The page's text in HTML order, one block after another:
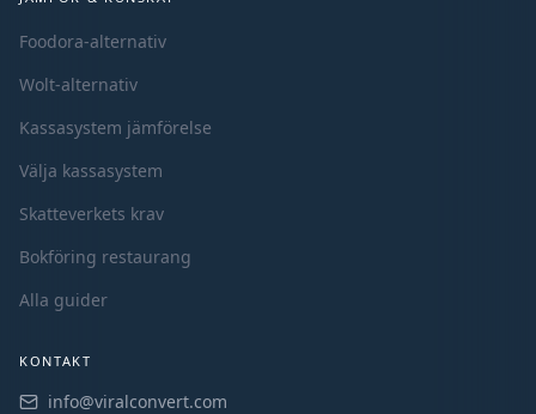
Foodora-alternativ
Wolt-alternativ
Kassasystem jämförelse
Välja kassasystem
Skatteverkets krav
Bokföring restaurang
Alla guider
KONTAKT
info@viralconvert.com